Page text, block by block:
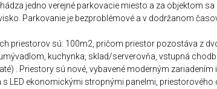
jedno verejné parkovacie miesto a za objektom
Parkovanie je bezproblémové a v dodržanom
priestorov sú: 100m2, pričom priestor pozostáva z
kuchynka, sklad/serverovňa, vstupná
. Priestory sú nové, vybavené moderným zariadením
LED ekonomickými stropnými panelmi, priestorového